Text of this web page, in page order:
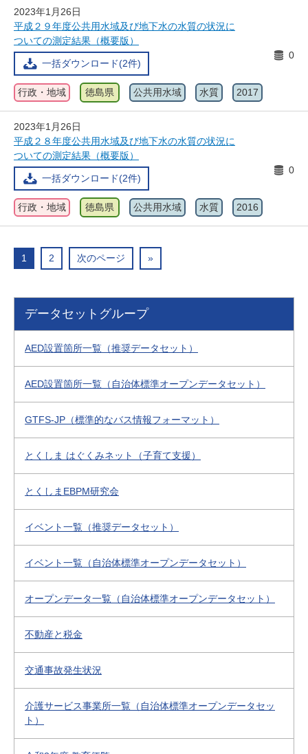
2023年1月26日
平成２９年度公共用水域及び地下水の水質の状況に
ついての測定結果（概要版）
一括ダウンロード(2件)
0
行政・地域 徳島県 公共用水域 水質 2017
2023年1月26日
平成２８年度公共用水域及び地下水の水質の状況に
ついての測定結果（概要版）
一括ダウンロード(2件)
0
行政・地域 徳島県 公共用水域 水質 2016
1 2 次のページ »
データセットグループ
AED設置箇所一覧（推奨データセット）
AED設置箇所一覧（自治体標準オープンデータセット）
GTFS-JP（標準的なバス情報フォーマット）
とくしま はぐくみネット（子育て支援）
とくしまEBPM研究会
イベント一覧（推奨データセット）
イベント一覧（自治体標準オープンデータセット）
オープンデータ一覧（自治体標準オープンデータセット）
不動産と税金
交通事故発生状況
介護サービス事業所一覧（自治体標準オープンデータセッ
ト）